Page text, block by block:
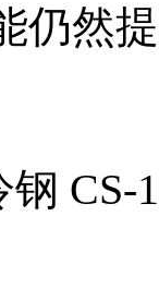
仍然
CS-